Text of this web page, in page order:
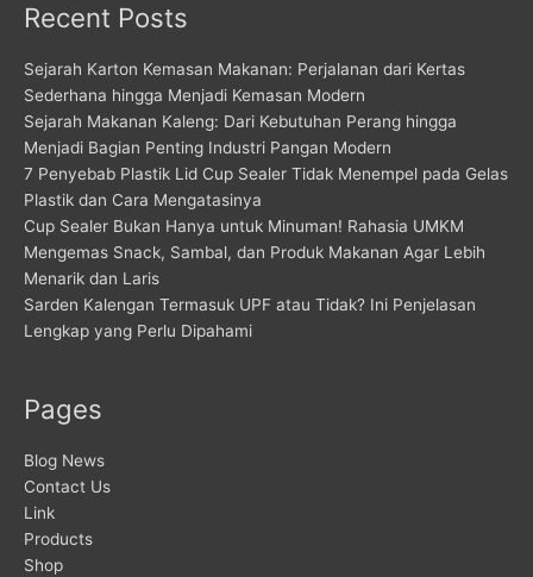
Recent Posts
Sejarah Karton Kemasan Makanan: Perjalanan dari Kertas
Sederhana hingga Menjadi Kemasan Modern
Sejarah Makanan Kaleng: Dari Kebutuhan Perang hingga
Menjadi Bagian Penting Industri Pangan Modern
7 Penyebab Plastik Lid Cup Sealer Tidak Menempel pada Gelas
Plastik dan Cara Mengatasinya
Cup Sealer Bukan Hanya untuk Minuman! Rahasia UMKM
Mengemas Snack, Sambal, dan Produk Makanan Agar Lebih
Menarik dan Laris
Sarden Kalengan Termasuk UPF atau Tidak? Ini Penjelasan
Lengkap yang Perlu Dipahami
Pages
Blog News
Contact Us
Link
Products
Shop